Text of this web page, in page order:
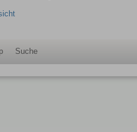
Suche